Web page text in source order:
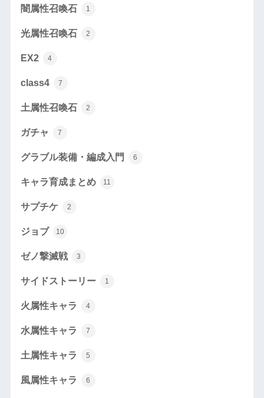
闇属性召喚石 1
光属性召喚石 2
EX2 4
class4 7
土属性召喚石 2
ガチャ 7
グラブル装備・編成入門 6
キャラ育成まとめ 11
サプチケ 2
ジョブ 10
ゼノ撃滅戦 3
サイドストーリー 1
火属性キャラ 4
水属性キャラ 7
土属性キャラ 5
風属性キャラ 6